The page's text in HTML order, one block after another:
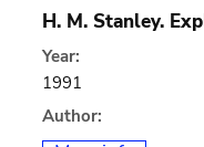
H. M. Stanley.
Year:
1991
Author: